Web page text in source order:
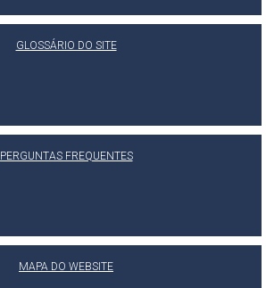
GLOSSÁRIO DO SITE
PERGUNTAS FREQUENTES
MAPA DO WEBSITE